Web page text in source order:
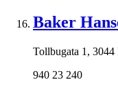
Baker
Tollbugata 1 , 3044
940 23 240